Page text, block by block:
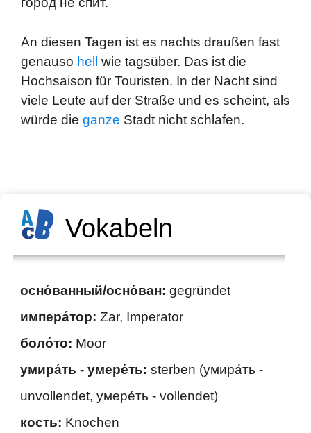
An diesen Tagen ist es nachts draußen fast
genauso hell wie tagsüber. Das ist die
Hochsaison für Touristen. In der Nacht sind
viele Leute auf der Straße und es scheint, als
würde die ganze Stadt nicht schlafen.
Vokabeln
осно́ванный/осно́ван: gegründet
импера́тор: Zar, Imperator
боло́то: Moor
умира́ть - умере́ть: sterben (умира́ть -
unvollendet, умере́ть - vollendet)
кость: Knochen